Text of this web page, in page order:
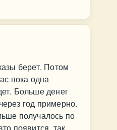
берет. Потом
пока одна
Больше денег
год примерно.
получалось по